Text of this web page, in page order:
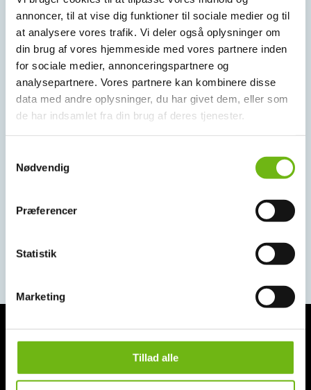
annoncer, til at vise dig funktioner til sociale medier og til
at analysere vores trafik. Vi deler også oplysninger om
din brug af vores hjemmeside med vores partnere inden
for sociale medier, annonceringspartnere og
analysepartnere. Vores partnere kan kombinere disse
data med andre oplysninger, du har givet dem, eller som
de har indsamlet fra din brug af deres tjenester.
Nødvendig
Præferencer
Statistik
Marketing
Tillad alle